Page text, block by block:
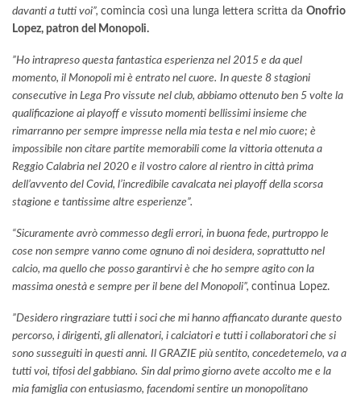
davanti a tutti voi”, comincia così una lunga lettera scritta da Onofrio
Lopez, patron del Monopoli.
”Ho intrapreso questa fantastica esperienza nel 2015 e da quel
momento, il Monopoli mi è entrato nel cuore. In queste 8 stagioni
consecutive in Lega Pro vissute nel club, abbiamo ottenuto ben 5 volte la
qualificazione ai playoff e vissuto momenti bellissimi insieme che
rimarranno per sempre impresse nella mia testa e nel mio cuore; è
impossibile non citare partite memorabili come la vittoria ottenuta a
Reggio Calabria nel 2020 e il vostro calore al rientro in città prima
dell’avvento del Covid, l’incredibile cavalcata nei playoff della scorsa
stagione e tantissime altre esperienze”.
“Sicuramente avrò commesso degli errori, in buona fede, purtroppo le
cose non sempre vanno come ognuno di noi desidera, soprattutto nel
calcio, ma quello che posso garantirvi è che ho sempre agito con la
massima onestà e sempre per il bene del Monopoli”, continua Lopez.
”Desidero ringraziare tutti i soci che mi hanno affiancato durante questo
percorso, i dirigenti, gli allenatori, i calciatori e tutti i collaboratori che si
sono susseguiti in questi anni. Il GRAZIE più sentito, concedetemelo, va a
tutti voi, tifosi del gabbiano. Sin dal primo giorno avete accolto me e la
mia famiglia con entusiasmo, facendomi sentire un monopolitano